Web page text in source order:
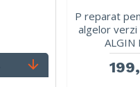
P reparat
algelor verzi
ALGIN